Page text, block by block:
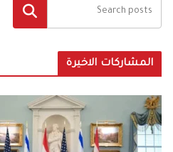
البحث
المشاركات الاخيرة